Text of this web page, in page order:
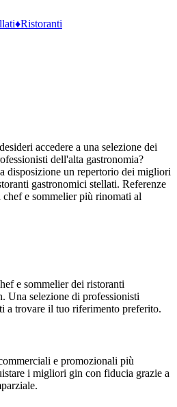
♦Ristoranti
accedere a una selezione dei
dell'alta gastronomia?
disposizione un repertorio dei migliori
gastronomici stellati. Referenze
e sommelier più rinomati al
e sommelier dei ristoranti
Una selezione di professionisti
a trovare il tuo riferimento preferito.
e promozionali più
i migliori gin con fiducia grazie a